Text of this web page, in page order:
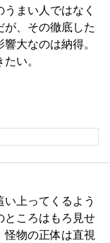
まい人ではなく
が、その徹底した
大なのは納得。
い。
上ってくるよう
ところはもろ見せ
怪物の正体は直視